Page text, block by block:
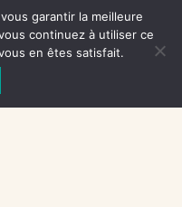
garantir la meilleure
continuez à utiliser ce
en êtes satisfait.